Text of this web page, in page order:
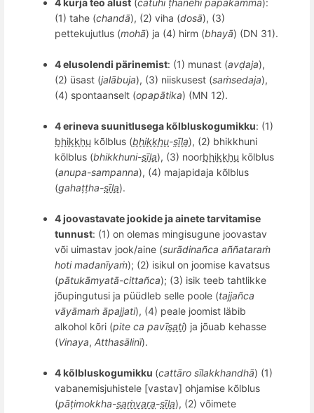
(1) tahe (chandā), (2) viha (dosā), (3)
pettekujutlus (mohā) ja (4) hirm (bhayā) (DN 31).
4 elusolendi pärinemist: (1) munast (avḍaja),
(2) üsast (jalābuja), (3) niiskusest (saṁsedaja),
(4) spontaanselt (opapātika) (MN 12).
4 erineva suunitlusega kõlbluskogumikku: (1)
bhikkhu kõlblus (bhikkhu-sīla), (2) bhikkhuni
kõlblus (bhikkhuni-sīla), (3) noorbhikkhu kõlblus
(anupa-sampanna), (4) majapidaja kõlblus
(gahaṭṭha-sīla).
4 joovastavate jookide ja ainete tarvitamise
tunnust: (1) on olemas mingisugune joovastav
või uimastav jook/aine (surādinañca aññataraṁ
hoti madanīyaṁ); (2) isikul on joomise kavatsus
(pātukāmyatā-cittañca); (3) isik teeb tahtlikke
jõupingutusi ja püüdleb selle poole (tajjañca
vāyāmaṁ āpajjati), (4) peale joomist läbib
alkohol kõri (pite ca pavīsati) ja jõuab kehasse
(Vinaya, Atthasālinī).
4 kõlbluskogumikku (cattāro sīlakkhandhā) (1)
vabanemisjuhistele [vastav] ohjamise kõlblus
(pāṭimokkha-saṁvara-sīla), (2) võimete